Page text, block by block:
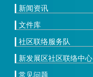
新闻资讯
文件库
社区联络服务队
新发展区社区联络中心
常见问题